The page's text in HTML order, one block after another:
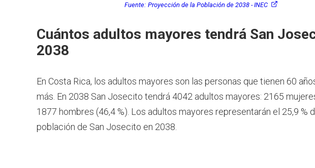
Fuente: Proyección de la Población de 2038 - INEC
Cuántos adultos mayores tendrá San
2038
En Costa Rica, los adultos mayores son las personas que tienen 60
más. En 2038 San Josecito tendrá 4042 adultos mayores: 2165
1877 hombres (46,4 %). Los adultos mayores representarán el 25,9 %
población de San Josecito en 2038.